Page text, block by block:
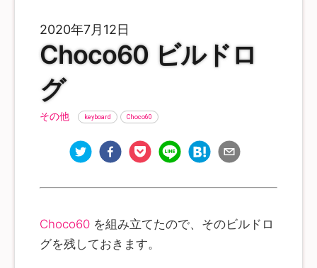
2020年7月12日
Choco60 ビルドロ
グ
その他 keyboard Choco60
Choco60を組み立てたので、そのビルドロ
グを残しておきます。